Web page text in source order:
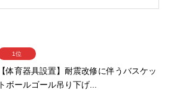
1位
【体育器具設置】耐震改修に伴うバスケッ
トボールゴール吊り下げ...